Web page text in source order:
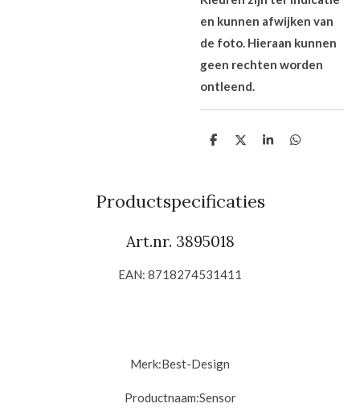
en kunnen afwijken van
de foto. Hieraan kunnen
geen rechten worden
ontleend.
D
n
D
S
D
Productspecificaties
Art.nr. 3895018
EAN: 8718274531411
Merk:Best-Design
Productnaam:Sensor